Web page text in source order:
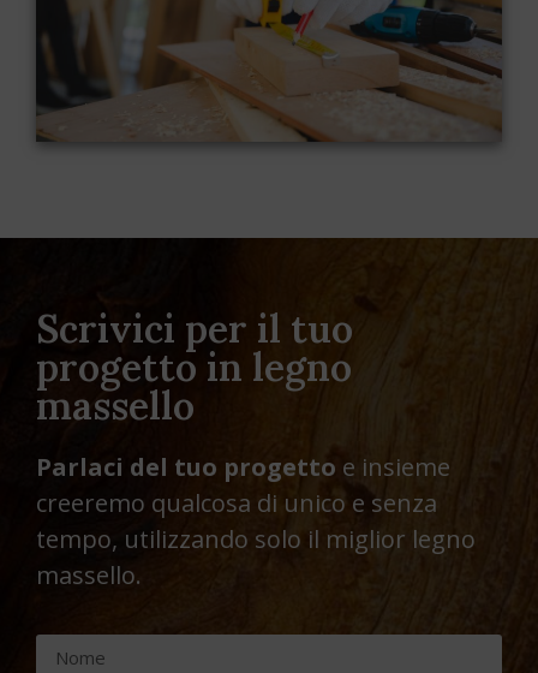
Scrivici per il tuo
progetto in legno
massello
Parlaci del tuo progetto e insieme
creeremo qualcosa di unico e senza
tempo, utilizzando solo il miglior legno
massello.